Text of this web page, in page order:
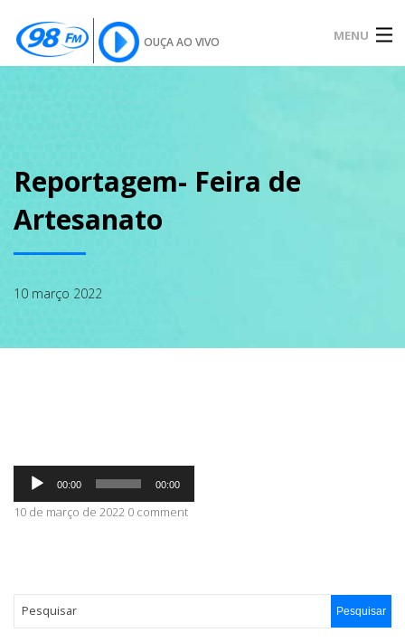
OUÇA AO VIVO MENU
SOBRE
PODCAST
CONTATO
Reportagem- Feira de
Artesanato
10 março 2022
Tocador
áudio
00:00 00:00
10 de março de 2022 0 comment